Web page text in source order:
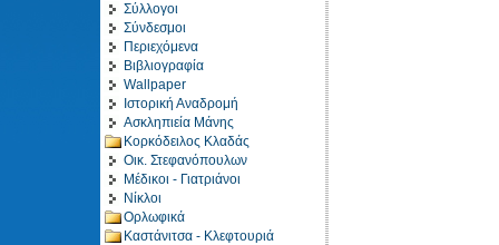
Σύλλογοι
Σύνδεσμοι
Περιεχόμενα
Βιβλιογραφία
Wallpaper
Ιστορική Αναδρομή
Ασκληπιεία Μάνης
Κορκόδειλος Κλαδάς
Οικ. Στεφανόπουλων
Μέδικοι - Γιατριάνοι
Νίκλοι
Ορλωφικά
Καστάνιτσα - Κλεφτουριά